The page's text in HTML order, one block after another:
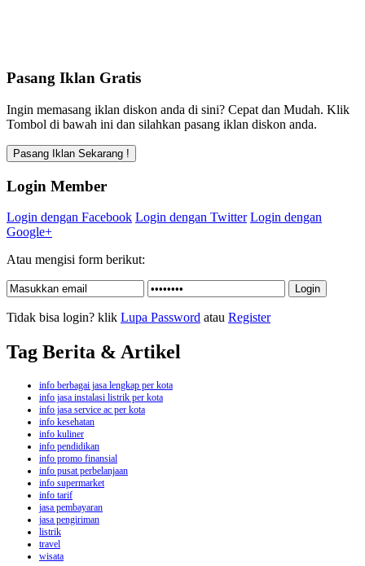
Pasang Iklan Gratis
Ingin memasang iklan diskon anda di sini? Cepat dan Mudah. Klik
Tombol di bawah ini dan silahkan pasang iklan diskon anda.
Login Member
Login dengan Facebook Login dengan Twitter Login dengan
Google+
Atau mengisi form berikut:
Tidak bisa login? klik Lupa Password atau Register
Tag Berita & Artikel
info berbagai jasa lengkap per kota
info jasa instalasi listrik per kota
info jasa service ac per kota
info kesehatan
info kuliner
info pendidikan
info promo finansial
info pusat perbelanjaan
info supermarket
info tarif
jasa pembayaran
jasa pengiriman
listrik
travel
wisata